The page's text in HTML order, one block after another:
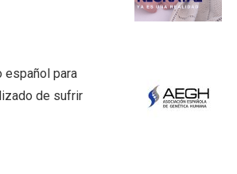
español para
de sufrir